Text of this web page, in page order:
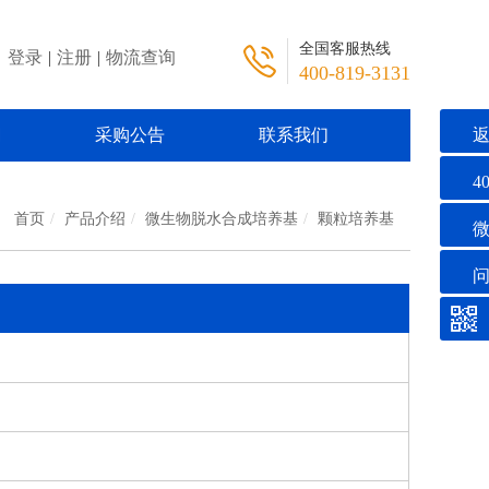
登录 | 注册 | 物流查询 全国客服热线
400-819-3131
采购公告 联系我们
首页 产品介绍 微生物脱水合成培养基 颗粒培养基